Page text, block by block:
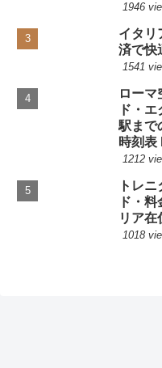
1946
イタリ
済で快
1541
ロー
ド・
駅まで
時刻表
1212
トレ
ド・
リア在
1018